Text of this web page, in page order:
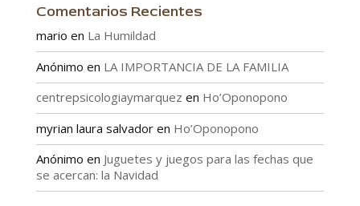
Comentarios Recientes
mario en La Humildad
Anónimo en LA IMPORTANCIA DE LA FAMILIA
centrepsicologiaymarquez en Ho’Oponopono
myrian laura salvadoren Ho’Oponopono
Anónimo en Juguetes y juegos para las fechas que
se acercan: la Navidad